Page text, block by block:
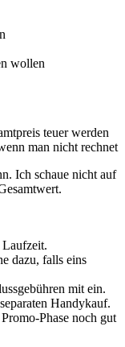
wollen
teuer werden
man nicht rechnet
Ich schaue nicht auf
Laufzeit.
dazu, falls eins
mit ein.
Handykauf.
Phase noch gut